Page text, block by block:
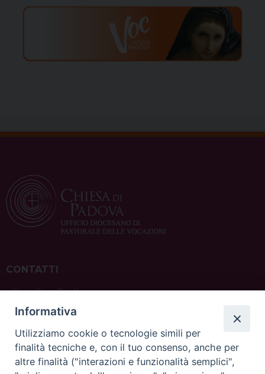
CONTATTI
ufficio: Casa Pio X
via Bonporti, 20 – 35141 Padova
tel: +39 351 619 2354
e mail:ufficiovocazionipadova@gmail.com
Informativa
Utilizziamo cookie o tecnologie simili per
finalità tecniche e, con il tuo consenso, anche per
altre finalità ("interazioni e funzionalità semplici",